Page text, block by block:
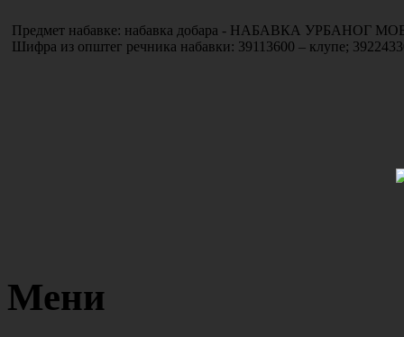
Предмет набавке: набавка добара - НАБАВКА
Шифра из општег речника набавки: 39113600 – клупе;
Мени